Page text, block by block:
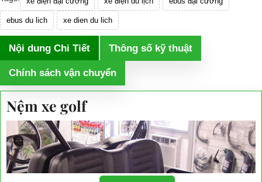
ebus du lich xe dien du lich
Nội dung Chi Tiết Thông số kỹ thuật
Chính sách vận chuyển
Nệm xe golf